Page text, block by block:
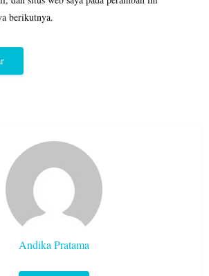
berikutnya.
Andika Pratama